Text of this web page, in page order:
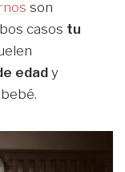
son
casos tu
edady